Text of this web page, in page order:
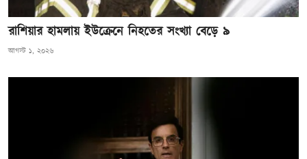
খেলাধুলা
রাশিয়ার হামলায় ইউক্রেনে নিহতের সংখ্যা বেড়ে ৯
আগস্ট ১, ২০২৬